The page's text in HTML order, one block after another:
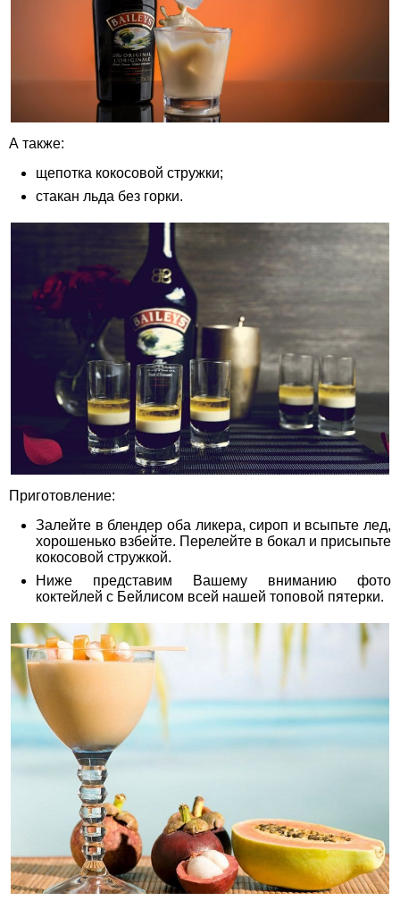
А также:
щепотка кокосовой стружки;
стакан льда без горки.
Приготовление:
Залейте в блендер оба ликера, сироп и всыпьте лед,
хорошенько взбейте. Перелейте в бокал и присыпьте
кокосовой стружкой.
Ниже представим Вашему вниманию фото
коктейлей с Бейлисом всей нашей топовой пятерки.